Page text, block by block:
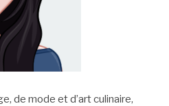
de mode et d’art culinaire,